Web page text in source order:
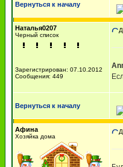
Вернуться к началу
Наталья0207
Черный список
Зарегистрирован: 07.10.2012
Сообщения: 449
Вернуться к началу
Афина
Хозяйка дома